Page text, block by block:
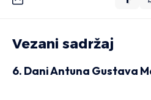
Vezani sadržaj
6. Dani Antuna Gustava